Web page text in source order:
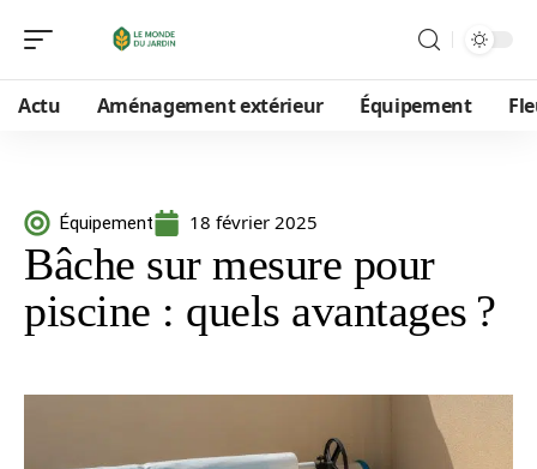
Actu Aménagement extérieur Équipement
Équipement 18 février 2025
Bâche sur mesure pour
piscine : quels avantages ?